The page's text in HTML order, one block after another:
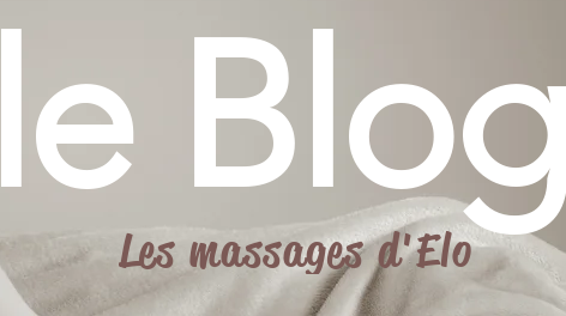
le
Les massages d'Elo